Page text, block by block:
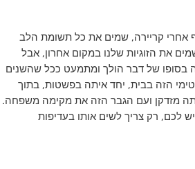
אחרי קריירה, שמים את כל תשומת הלב
את הזוגיות שלנו במקום אחרון, אבל
בסופו של דבר הולך ומתמעט ככל שהשנים
הזה בבית, יחד איתה בפשטות, בתוך
מזדקן ועם הגבר הזה את מקימה משפחה.
לכם, רק צריך לשים אותו בעדיפות